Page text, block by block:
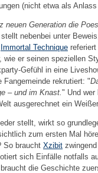
(nicht etwa als Anlass
neuen Generation die
nebenbei unter
Immortal Technique
wie er seinen speziellen
Gefühl in eine
Fangemeinde rekrutiert: "
– und im Knast. " Und wer
ausgerechnet ein
stellt, wirkt so
zum ersten Mal
So braucht Xzibit
sich Einfälle notfalls
die Geschichte